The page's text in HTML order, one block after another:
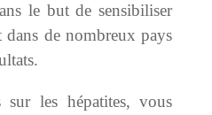
le but de sensibiliser
de nombreux pays
les hépatites, vous